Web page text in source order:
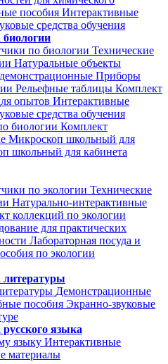
пособия Интерактивные
средства обучения
биологии
по биологии Технические
Натуральные объекты
Приборы
Рельефные таблицы Комплект
опытов Интерактивные
средства обучения
биологии Комплект
Микроскоп школьный для
школьный для кабинета
по экологии Технические
Натурально-интерактивные
коллекций по экологии
для практических
Лабораторная посуда и
по экологии
литературы
Демонстрационные
пособия Экранно-звуковые
языка
языку Интерактивные
материалы